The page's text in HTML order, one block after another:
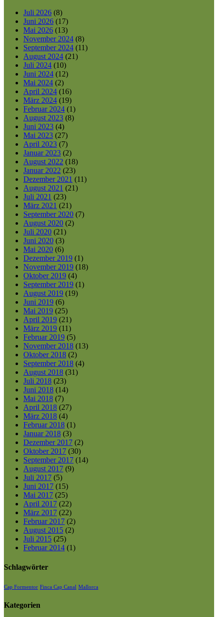
Juli 2026 (8)
Juni 2026 (17)
Mai 2026 (13)
November 2024 (8)
September 2024 (11)
August 2024 (21)
Juli 2024 (10)
Juni 2024 (12)
Mai 2024 (2)
April 2024 (16)
März 2024 (19)
Februar 2024 (1)
August 2023 (8)
Juni 2023 (4)
Mai 2023 (27)
April 2023 (7)
Januar 2023 (2)
August 2022 (18)
Januar 2022 (23)
Dezember 2021 (11)
August 2021 (21)
Juli 2021 (23)
März 2021 (21)
September 2020 (7)
August 2020 (2)
Juli 2020 (21)
Juni 2020 (3)
Mai 2020 (6)
Dezember 2019 (1)
November 2019 (18)
Oktober 2019 (4)
September 2019 (1)
August 2019 (19)
Juni 2019 (6)
Mai 2019 (25)
April 2019 (21)
März 2019 (11)
Februar 2019 (5)
November 2018 (13)
Oktober 2018 (2)
September 2018 (4)
August 2018 (31)
Juli 2018 (23)
Juni 2018 (14)
Mai 2018 (7)
April 2018 (27)
März 2018 (4)
Februar 2018 (1)
Januar 2018 (3)
Dezember 2017 (2)
Oktober 2017 (30)
September 2017 (14)
August 2017 (9)
Juli 2017 (5)
Juni 2017 (15)
Mai 2017 (25)
April 2017 (22)
März 2017 (22)
Februar 2017 (2)
August 2015 (2)
Juli 2015 (25)
Februar 2014 (1)
Schlagwörter
Cap Formentor Finca Cap Canal Mallorca
Kategorien